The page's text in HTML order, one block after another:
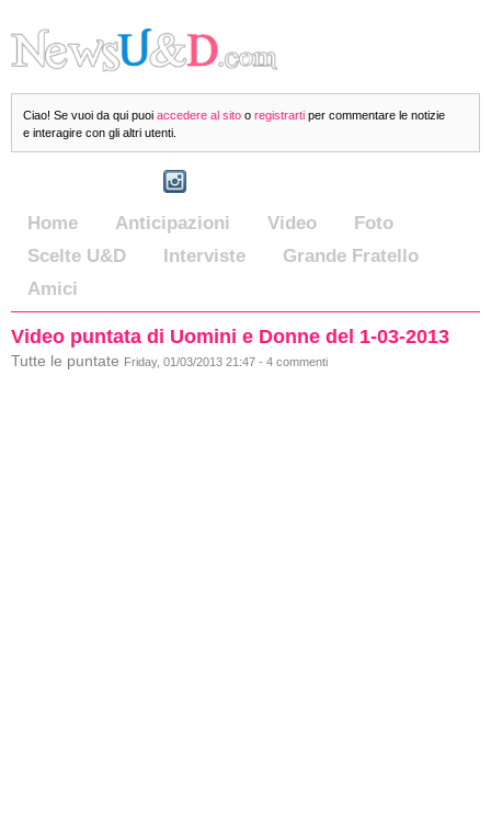
Ciao! Se vuoi da qui puoi accedere al sito o registrarti per commentare le notizie
e interagire con gli altri utenti.
Home Anticipazioni Video
Foto
Scelte U&D
Interviste
Grande Fratello
Amici
Video puntata di Uomini e Donne del 1-03-2013
Tutte le puntate Friday, 01/03/2013 21:47 - 4 commenti